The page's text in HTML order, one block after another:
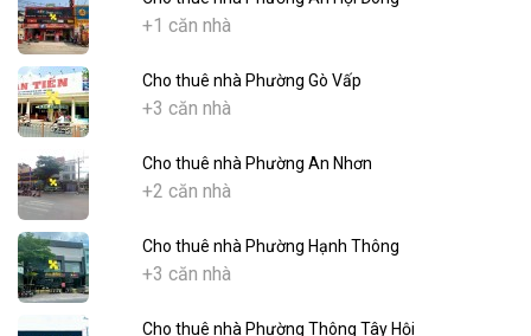
+1 căn nhà
Cho thuê nhà Phường Gò Vấp
+3 căn nhà
Cho thuê nhà Phường An Nhơn
+2 căn nhà
Cho thuê nhà Phường Hạnh Thông
+3 căn nhà
Cho thuê nhà Phường Thông Tây Hội